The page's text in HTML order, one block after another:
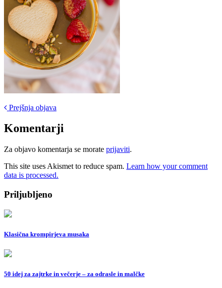
Post
navigation
Prejšnja objava
Komentarji
Za objavo komentarja se morate prijaviti.
This site uses Akismet to reduce spam. Learn how your comment
data is processed.
Priljubljeno
Klasična krompirjeva musaka
50 idej za zajtrke in večerje – za odrasle in malčke